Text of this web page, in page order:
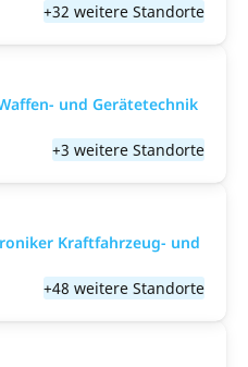
+32 weitere Standorte
und Gerätetechnik
+3 weitere Standorte
Kraftfahrzeug- und
+48 weitere Standorte